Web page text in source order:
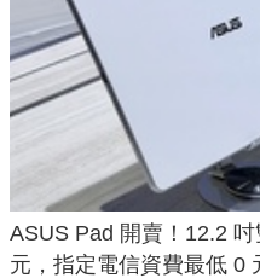
ASUS Pad 開賣！12.2
元，指定電信資費最低 0